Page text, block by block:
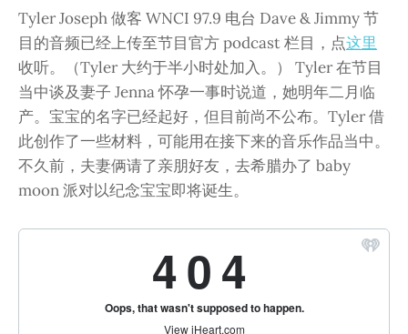
Tyler Joseph 做客 WNCI 97.9 电台 Dave & Jimmy 节
目的音频已经上传至节目官方 podcast 栏目，点这里
收听。（Tyler 大约于半小时处加入。） Tyler 在节目
当中谈及妻子 Jenna 怀孕一事时说道，她明年二月临
产。宝宝的名字已经起好，但目前尚不公布。Tyler 借
此创作了一些材料，可能用在接下来的音乐作品当中。
不久前，夫妻俩请了亲朋好友，去希腊办了 baby
moon 派对以纪念宝宝即将诞生。